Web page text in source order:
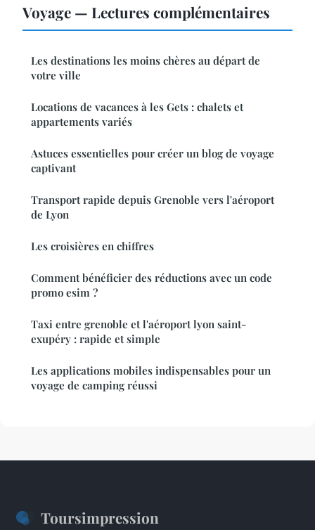
Voyage — Lectures complémentaires
Les destinations les moins chères au départ de
votre ville
Locations de vacances à les Gets : chalets et
appartements variés
Astuces essentielles pour créer un blog de voyage
captivant
Transport rapide depuis Grenoble vers l'aéroport
de Lyon
Les croisières en chiffres
Comment bénéficier des réductions avec un code
promo esim ?
Taxi entre grenoble et l'aéroport lyon saint-
exupéry : rapide et simple
Les applications mobiles indispensables pour un
voyage de camping réussi
Toursimpression